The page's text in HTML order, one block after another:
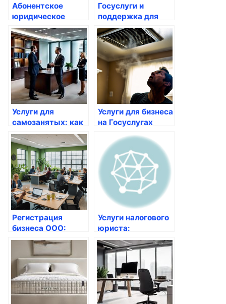
Абонентское
юридическое
обслуживание
организации:
стоимость услуг
правового
сопровождения
бизнеса и
деятельности
юридических лиц
Госуслуги и
поддержка для
бизнеса: как
воспользоваться?
Услуги для
самозанятых: как
оформить через
портал
Услуги для бизнеса
на Госуслугах
Регистрация
бизнеса ООО:
Пошаговое
руководство
Услуги налогового
юриста:
Профессиональная
помощь в
налоговых
вопросах